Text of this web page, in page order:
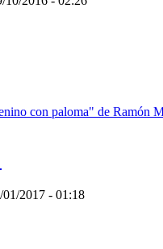
con paloma" de Ramón
01/2017 - 01:18